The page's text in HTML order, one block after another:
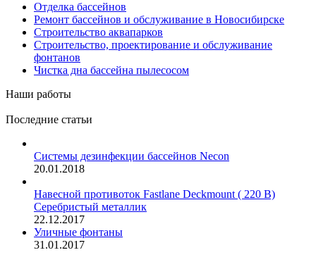
Отделка бассейнов
Ремонт бассейнов и обслуживание в Новосибирске
Строительство аквапарков
Строительство, проектирование и обслуживание
фонтанов
Чистка дна бассейна пылесосом
Наши работы
Последние статьи
Системы дезинфекции бассейнов Necon
20.01.2018
Навесной противоток Fastlane Deckmount ( 220 В)
Серебристый металлик
22.12.2017
Уличные фонтаны
31.01.2017